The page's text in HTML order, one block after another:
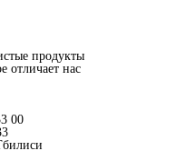
продукты
отличает нас
00